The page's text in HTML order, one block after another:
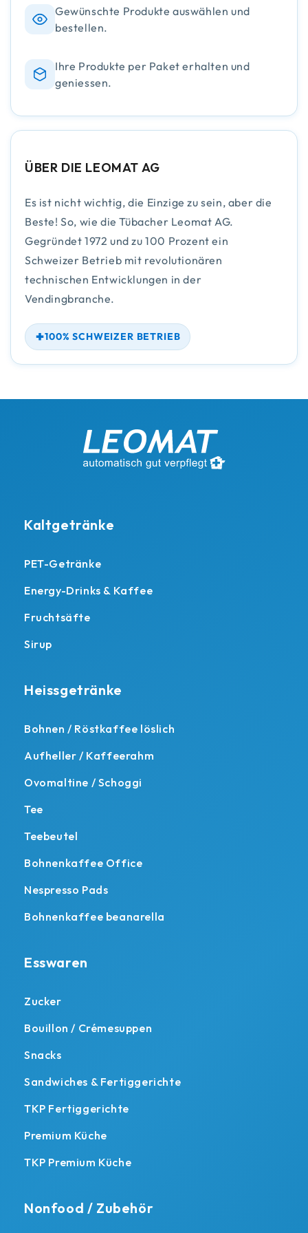
Gewünschte Produkte auswählen und
bestellen.
Ihre Produkte per Paket erhalten und
geniessen.
ÜBER DIE LEOMAT AG
Es ist nicht wichtig, die Einzige zu sein, aber die
Beste! So, wie die Tübacher Leomat AG.
Gegründet 1972 und zu 100 Prozent ein
Schweizer Betrieb mit revolutionären
technischen Entwicklungen in der
Vendingbranche.
100% SCHWEIZER BETRIEB
Kaltgetränke
PET-Getränke
Energy-Drinks & Kaffee
Fruchtsäfte
Sirup
Heissgetränke
Bohnen / Röstkaffee löslich
Aufheller / Kaffeerahm
Ovomaltine / Schoggi
Tee
Teebeutel
Bohnenkaffee Office
Nespresso Pads
Bohnenkaffee beanarella
Esswaren
Zucker
Bouillon / Crémesuppen
Snacks
Sandwiches & Fertiggerichte
TKP Fertiggerichte
Premium Küche
TKP Premium Küche
Nonfood / Zubehör